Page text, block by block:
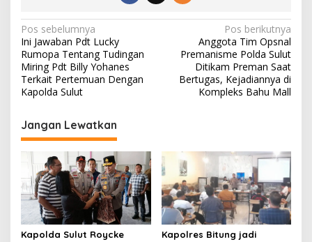
Navigasi
pos
Pos sebelumnya
Ini Jawaban Pdt Lucky
Rumopa Tentang Tudingan
Miring Pdt Billy Yohanes
Terkait Pertemuan Dengan
Kapolda Sulut
Pos berikutnya
Anggota Tim Opsnal
Premanisme Polda Sulut
Ditikam Preman Saat
Bertugas, Kejadiannya di
Kompleks Bahu Mall
Jangan Lewatkan
Kapolda Sulut Roycke
Kapolres Bitung jadi